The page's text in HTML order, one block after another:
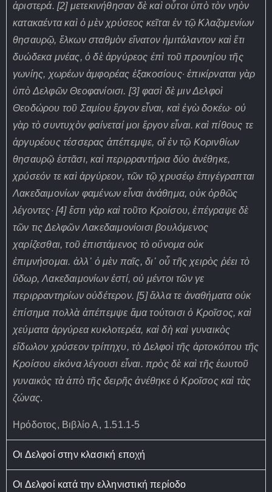
ἀριστερά. [2] μετεκινήθησαν δὲ καὶ οὗτοι ὑπὸ τὸν νηὸν
κατακαέντα καὶ ὁ μὲν χρύσεος κεῖται ἐν τῷ Κλαζομενίων
θησαυρῷ, ἕλκων σταθμὸν εἴνατον ἡμιτάλαντον καὶ ἔτι
δυώδεκα μνέας, ὁ δὲ ἀργύρεος ἐπὶ τοῦ προνηίου τῆς
γωνίης, χωρέων ἀμφορέας ἑξακοσίους· ἐπικίρναται γὰρ
ὑπὸ Δελφῶν Θεοφανίοισι. [3] φασὶ δὲ μιν Δελφοὶ
Θεοδώρου τοῦ Σαμίου ἔργον εἶναι, καὶ ἐγὼ δοκέω· οὐ
γὰρ τὸ συντυχὸν φαίνεταί μοι ἔργον εἶναι. καὶ πίθους τε
ἀργυρέους τέσσερας ἀπέπεμψε, οἳ ἐν τῷ Κορινθίων
θησαυρῷ ἑστᾶσι, καὶ περιρραντήρια δύο ἀνέθηκε,
χρύσεόν τε καὶ ἀργύρεον, τῶν τῷ χρυσέῳ ἐπιγέγραπται
Λακεδαιμονίων φαμένων εἶναι ἀνάθημα, οὐκ ὀρθῶς
λέγοντες· [4] ἔστι γὰρ καὶ τοῦτο Κροίσου, ἐπέγραψε δὲ
τῶν τις Δελφῶν Λακεδαιμονίοισι βουλόμενος
χαρίζεσθαι, τοῦ ἐπιστάμενος τὸ οὔνομα οὐκ
ἐπιμνήσομαι. ἀλλ᾽ ὁ μὲν παῖς, δι᾽ οὗ τῆς χειρὸς ῥέει τὸ
ὕδωρ, Λακεδαιμονίων ἐστί, οὐ μέντοι τῶν γε
περιρραντηρίων οὐδέτερον. [5] ἄλλα τε ἀναθήματα οὐκ
ἐπίσημα πολλὰ ἀπέπεμψε ἅμα τούτοισι ὁ Κροῖσος, καὶ
χεύματα ἀργύρεα κυκλοτερέα, καὶ δὴ καὶ γυναικὸς
εἴδωλον χρύσεον τρίπηχυ, τὸ Δελφοὶ τῆς ἀρτοκόπου τῆς
Κροίσου εἰκόνα λέγουσι εἶναι. πρὸς δὲ καὶ τῆς ἑωυτοῦ
γυναικὸς τὰ ἀπὸ τῆς δειρῆς ἀνέθηκε ὁ Κροῖσος καὶ τὰς
ζώνας.
Ηρόδοτος, Βιβλίο Α, 1.51.1-5
Οι Δελφοί στην κλασική εποχή
Οι Δελφοί κατά την ελληνιστική περίοδο